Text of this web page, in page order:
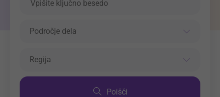
Področje dela
Regija
Poišči